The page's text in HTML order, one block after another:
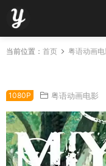
当前位置： 首页 粤语动画电
1080P 粤语动画电影